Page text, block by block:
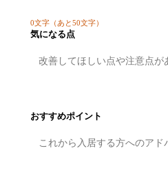
0文字 （あと50文字）
気になる点
おすすめポイント